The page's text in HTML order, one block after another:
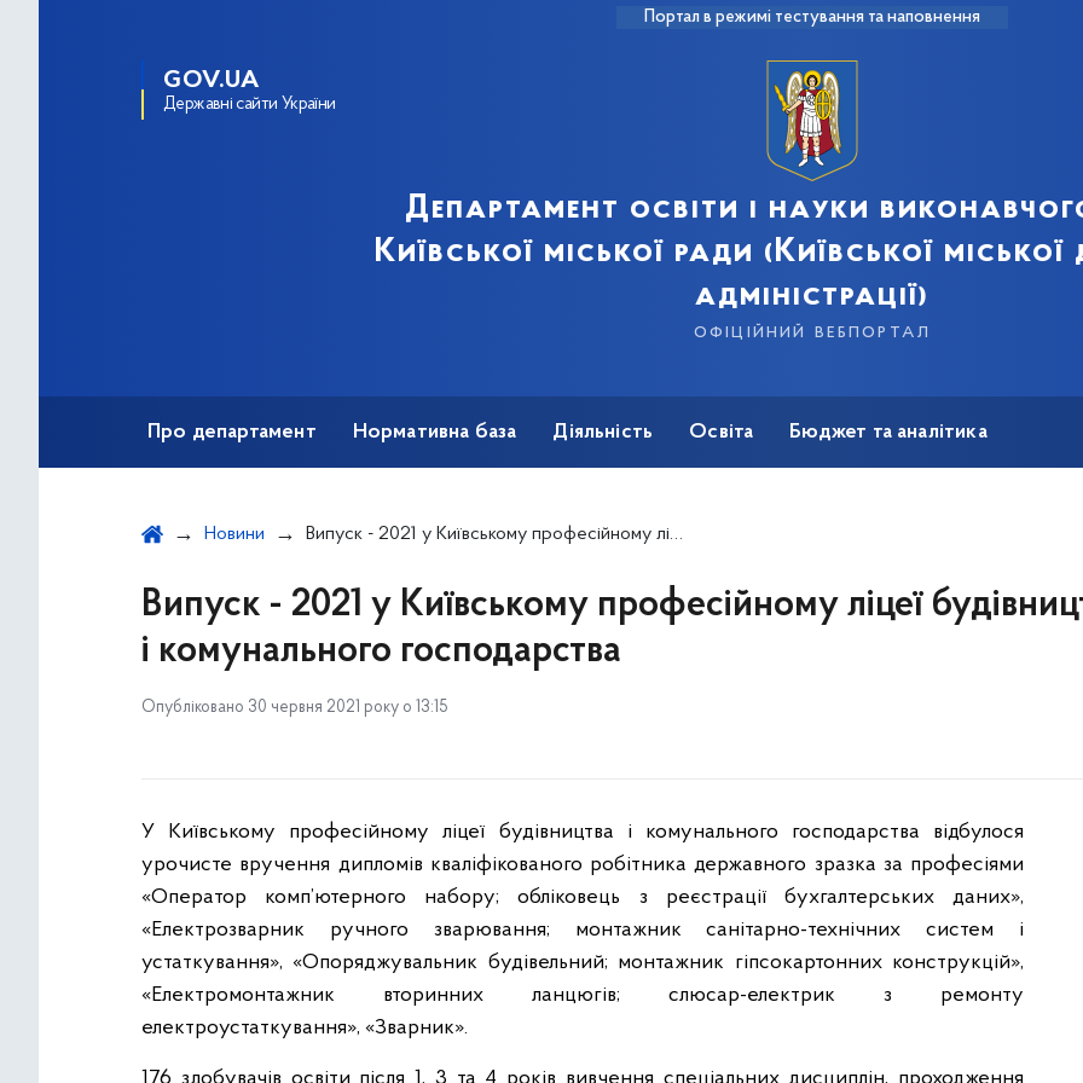
Портал в режимі тестування та наповнення
GOV.UA
Державні сайти України
Департамент освіти і науки
Київської міської ради (Київської
адміністрації)
офіційний вебпортал
Про департамент Нормативна база Діяльність Освіта Бюджет та аналітика
Новини Випуск - 2021 у Київському професійному ліцеї будівництва і комунального господарства
Випуск - 2021 у Київському професійному ліцеї
і комунального господарства
Опубліковано 30 червня 2021 року о 13:15
У Київському професійному ліцеї будівництва і комунального господарства відбулося
урочисте вручення дипломів кваліфікованого робітника державного зразка за професіями
«Оператор комп’ютерного набору; обліковець з реєстрації бухгалтерських даних»,
«Електрозварник ручного зварювання; монтажник санітарно-технічних систем і
устаткування», «Опоряджувальник будівельний; монтажник гіпсокартонних конструкцій»,
«Електромонтажник вторинних ланцюгів; слюсар-електрик з ремонту
електроустаткування», «Зварник».